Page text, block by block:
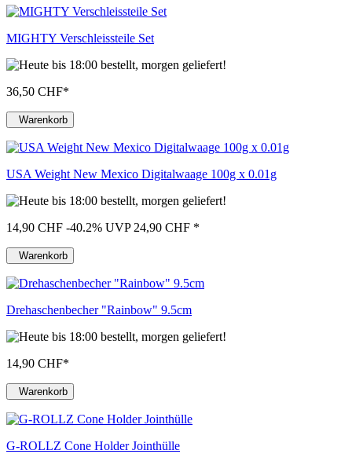
MIGHTY Verschleissteile Set
36,50 CHF*
Warenkorb
USA Weight New Mexico Digitalwaage 100g x 0.01g
14,90 CHF -40.2% UVP 24,90 CHF *
Warenkorb
Drehaschenbecher "Rainbow" 9.5cm
14,90 CHF*
Warenkorb
G-ROLLZ Cone Holder Jointhülle